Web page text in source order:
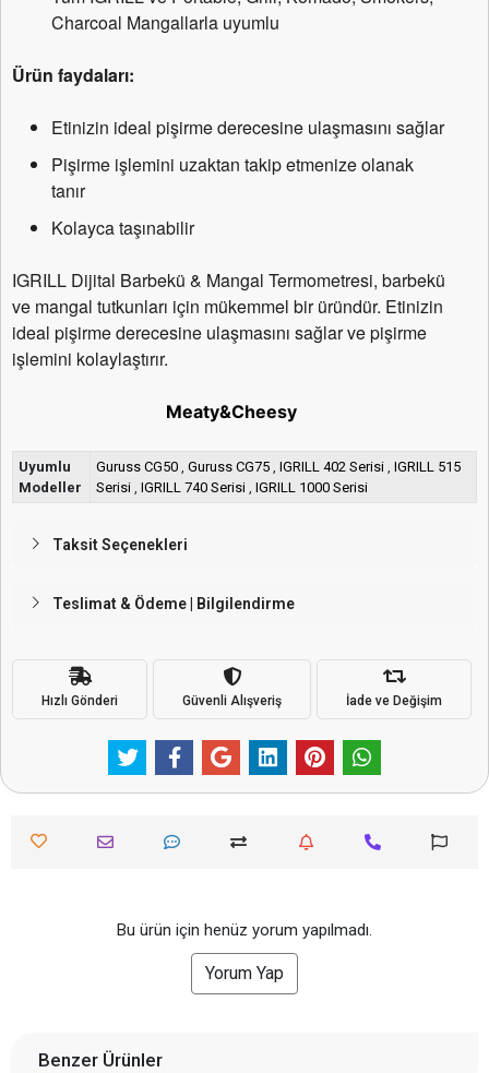
Charcoal Mangallarla uyumlu
Ürün faydaları:
Etinizin ideal pişirme derecesine ulaşmasını sağlar
Pişirme işlemini uzaktan takip etmenize olanak
tanır
Kolayca taşınabilir
IGRILL Dijital Barbekü & Mangal Termometresi, barbekü
ve mangal tutkunları için mükemmel bir üründür. Etinizin
ideal pişirme derecesine ulaşmasını sağlar ve pişirme
işlemini kolaylaştırır.
Meaty&Cheesy
Uyumlu
Modeller
Guruss CG50, Guruss CG75, IGRILL 402 Serisi, IGRILL 515
Serisi, IGRILL 740 Serisi, IGRILL 1000 Serisi
Taksit Seçenekleri
Teslimat & Ödeme | Bilgilendirme
Hızlı Gönderi Güvenli Alışveriş İade ve Değişim
Bu ürün için henüz yorum yapılmadı.
Yorum Yap
Benzer Ürünler